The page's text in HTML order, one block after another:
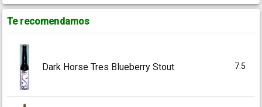
Te recomendamos
Dark Horse Tres Blueberry Stout 7.5